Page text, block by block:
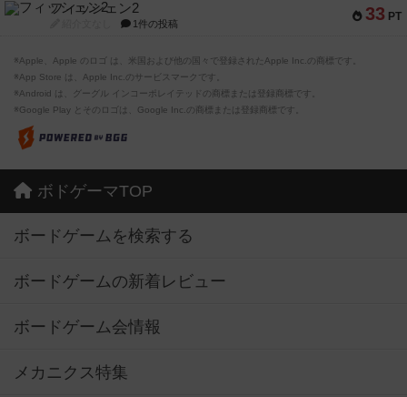
33 PT
フィッシェン2
1件の投稿
※Apple、Apple のロゴ は、米国および他の国々で登録されたApple Inc.の商標です。
※App Store は、Apple Inc.のサービスマークです。
※Android は、グーグル インコーポレイテッドの商標または登録商標です。
※Google Play とそのロゴは、Google Inc.の商標または登録商標です。
ボドゲーマTOP
ボードゲームを検索する
ボードゲームの新着レビュー
ボードゲーム会情報
メカニクス特集